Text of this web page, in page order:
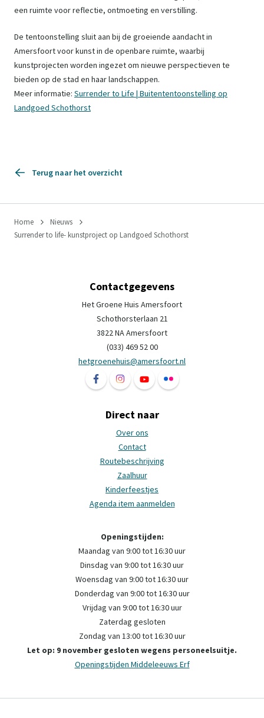
een ruimte voor reflectie, ontmoeting en verstilling.
De tentoonstelling sluit aan bij de groeiende aandacht in
Amersfoort voor kunst in de openbare ruimte, waarbij
kunstprojecten worden ingezet om nieuwe perspectieven te
bieden op de stad en haar landschappen.
Meer informatie: Surrender to Life | Buitententoonstelling op
Landgoed Schothorst
Terug naar het overzicht
Home
Nieuws
Surrender to life- kunstproject op Landgoed Schothorst
Contactgegevens
Het Groene Huis Amersfoort
Schothorsterlaan 21
3822 NA Amersfoort
(033) 469 52 00
hetgroenehuis@amersfoort.nl
Volg ons op Facebook Het Groene Huis
Volg ons op Instagram Het Groene
Volg ons op YouTube Het
Volg ons op Flickr Het
Direct naar
Over ons
Contact
Routebeschrijving
Zaalhuur
Kinderfeestjes
Agenda item aanmelden
Openingstijden:
Maandag van 9:00 tot 16:30 uur
Dinsdag van 9:00 tot 16:30 uur
Woensdag van 9:00 tot 16:30 uur
Donderdag van 9:00 tot 16:30 uur
Vrijdag van 9:00 tot 16:30 uur
Zaterdag gesloten
Zondag van 13:00 tot 16:30 uur
Let op: 9 november gesloten wegens personeelsuitje.
Openingstijden Middeleeuws Erf